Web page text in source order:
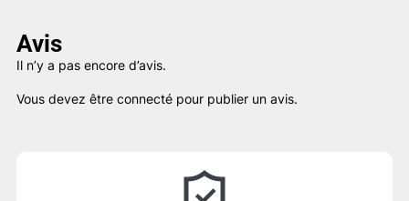
Avis
Il n’y a pas encore d’avis.
Vous devez être connecté pour publier un avis.